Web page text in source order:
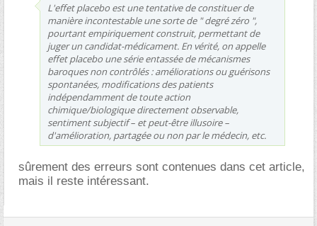
L'effet placebo est une tentative de constituer de
manière incontestable une sorte de " degré zéro ",
pourtant empiriquement construit, permettant de
juger un candidat-médicament. En vérité, on appelle
effet placebo une série entassée de mécanismes
baroques non contrôlés : améliorations ou guérisons
spontanées, modifications des patients
indépendamment de toute action
chimique/biologique directement observable,
sentiment subjectif – et peut-être illusoire –
d'amélioration, partagée ou non par le médecin, etc.
sûrement des erreurs sont contenues dans cet article,
mais il reste intéressant.